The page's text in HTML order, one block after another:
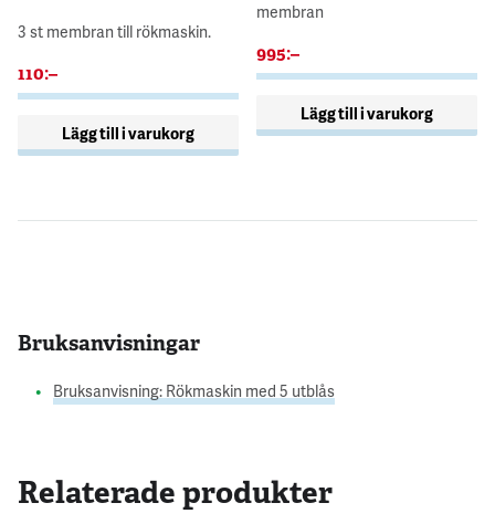
3 st membran till rökmaskin.
110:–
Lägg till i varukorg
membran
995:–
Lägg till i varukorg
Bruksanvisningar
Bruksanvisning: Rökmaskin med 5 utblås
Relaterade produkter